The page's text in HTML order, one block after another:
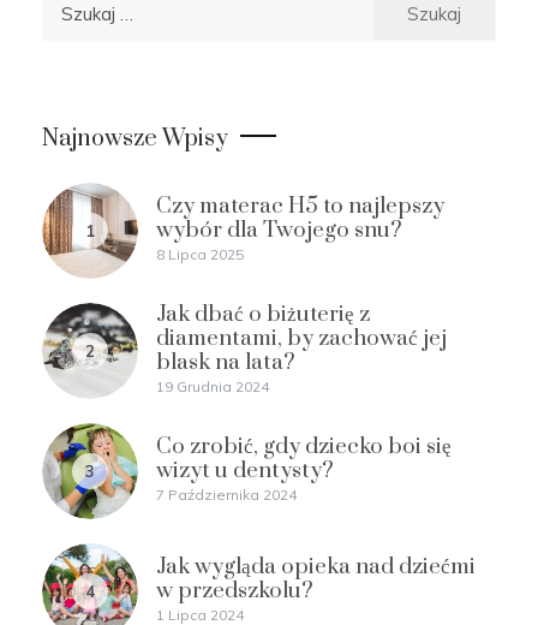
Najnowsze Wpisy
1
Czy materac H5 to najlepszy
wybór dla Twojego snu?
8 Lipca 2025
2
Jak dbać o biżuterię z
diamentami, by zachować jej
blask na lata?
19 Grudnia 2024
3
Co zrobić, gdy dziecko boi się
wizyt u dentysty?
7 Października 2024
4
Jak wygląda opieka nad dziećmi
w przedszkolu?
1 Lipca 2024